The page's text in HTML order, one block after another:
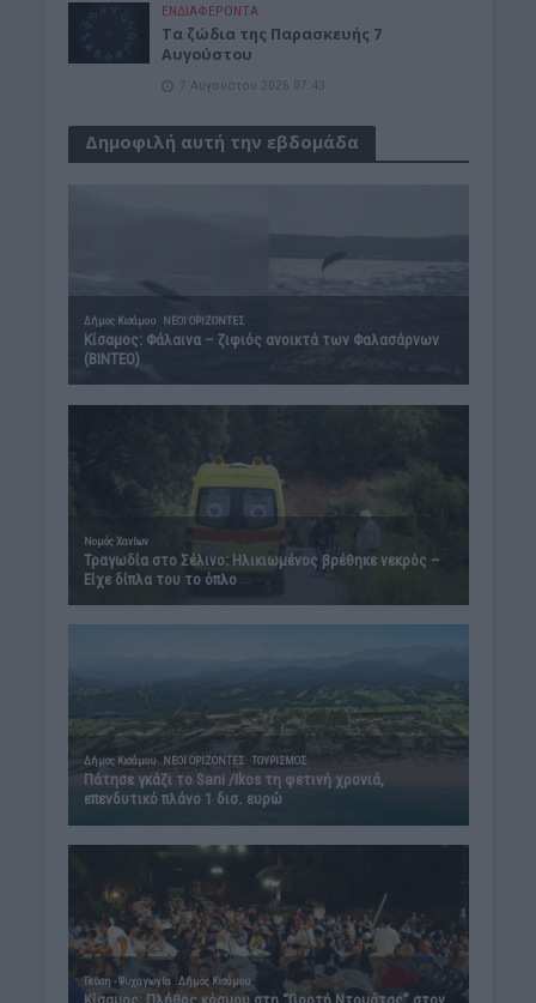
ΕΝΔΙΑΦΕΡΟΝΤΑ
Tα ζώδια της Παρασκευής 7
Αυγούστου
7 Αυγούστου 2026 07:43
Δημοφιλή αυτή την εβδομάδα